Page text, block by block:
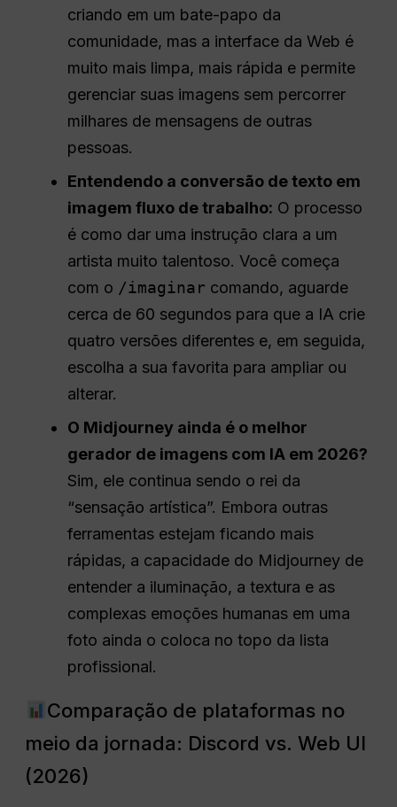
criando em um bate-papo da
comunidade, mas a interface da Web é
muito mais limpa, mais rápida e permite
gerenciar suas imagens sem percorrer
milhares de mensagens de outras
pessoas.
Entendendo a conversão de texto em
imagemfluxo de trabalho: O processo
é como dar uma instrução clara a um
artista muito talentoso. Você começa
com o /imaginar comando, aguarde
cerca de 60 segundos para que a IA crie
quatro versões diferentes e, em seguida,
escolha a sua favorita para ampliar ou
alterar.
O Midjourney ainda é o melhor
gerador de imagens com IA em 2026?
Sim, ele continua sendo o rei da
“sensação artística”. Embora outras
ferramentas estejam ficando mais
rápidas, a capacidade do Midjourney de
entender a iluminação, a textura e as
complexas emoções humanas em uma
foto ainda o coloca no topo da lista
profissional.
Comparação de plataformas no
meio da jornada: Discord vs. Web UI
(2026)